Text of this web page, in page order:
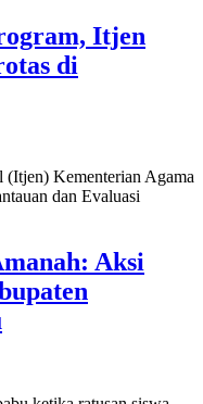
Itjen
di
(Itjen) Kementerian Agama
dan Evaluasi
Aksi